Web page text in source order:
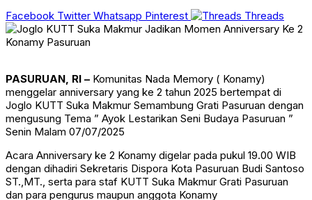
Facebook Twitter Whatsapp Pinterest Threads
PASURUAN, RI – Komunitas Nada Memory ( Konamy)
menggelar anniversary yang ke 2 tahun 2025 bertempat di
Joglo KUTT Suka Makmur Semambung Grati Pasuruan dengan
mengusung Tema ” Ayok Lestarikan Seni Budaya Pasuruan ”
Senin Malam 07/07/2025
Acara Anniversary ke 2 Konamy digelar pada pukul 19.00 WIB
dengan dihadiri Sekretaris Dispora Kota Pasuruan Budi Santoso
ST.,MT., serta para staf KUTT Suka Makmur Grati Pasuruan
dan para pengurus maupun anggota Konamy